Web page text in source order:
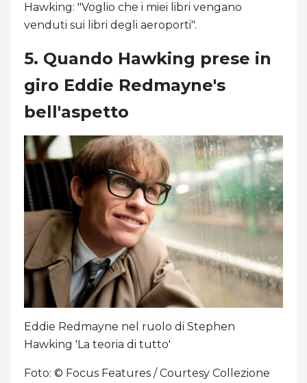
Hawking: "Voglio che i miei libri vengano
venduti sui libri degli aeroporti".
5. Quando Hawking prese in
giro Eddie Redmayne's
bell'aspetto
Eddie Redmayne nel ruolo di Stephen
Hawking 'La teoria di tutto'
Foto: © Focus Features / Courtesy Collezione